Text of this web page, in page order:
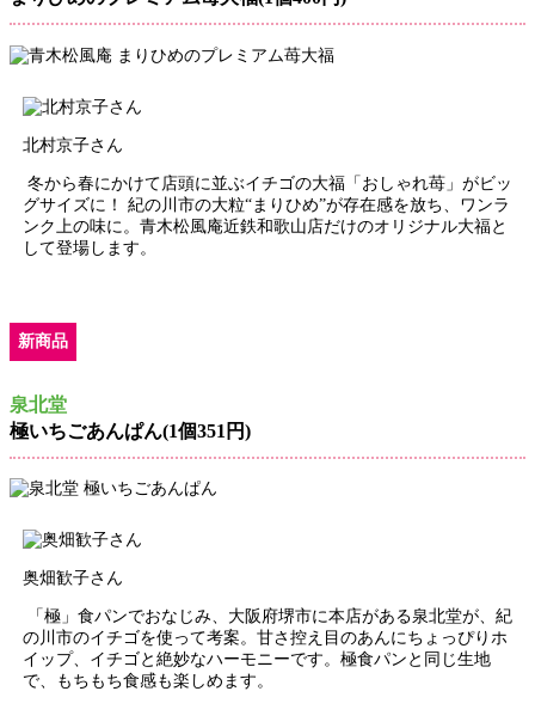
北村京子さん
冬から春にかけて店頭に並ぶイチゴの大福「おしゃれ苺」がビッ
グサイズに！ 紀の川市の大粒“まりひめ”が存在感を放ち、ワンラ
ンク上の味に。青木松風庵近鉄和歌山店だけのオリジナル大福と
して登場します。
新商品
泉北堂
極いちごあんぱん(1個351円)
奥畑歓子さん
「極」食パンでおなじみ、大阪府堺市に本店がある泉北堂が、紀
の川市のイチゴを使って考案。甘さ控え目のあんにちょっぴりホ
イップ、イチゴと絶妙なハーモニーです。極食パンと同じ生地
で、もちもち食感も楽しめます。